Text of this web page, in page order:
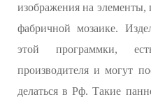
изображения на
фабричной мозаике.
этой программки,
производителя и могут
делаться в Рф. Такие